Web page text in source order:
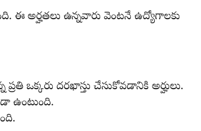
ఈ అర్హతలు ఉన్నవారు వెంటనే ఉద్యోగాలకు
ఒక్కరు దరఖాస్తు చేసుకోవడానికి అర్హులు.
ఉంటుంది.